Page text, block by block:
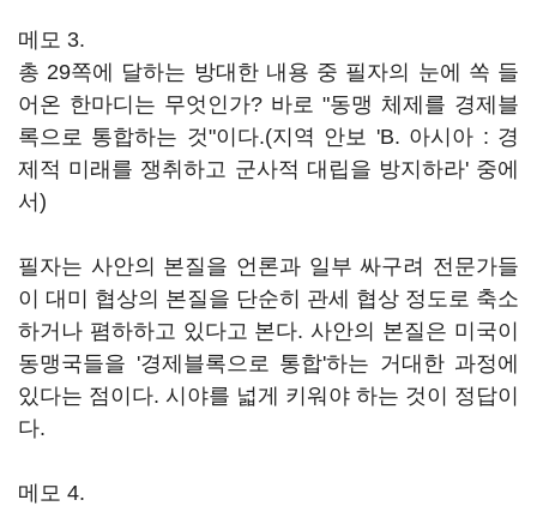
메모 3.
총 29쪽에 달하는 방대한 내용 중 필자의 눈에 쏙 들
어온 한마디는 무엇인가? 바로 "동맹 체제를 경제블
록으로 통합하는 것"이다.(지역 안보 'B. 아시아 : 경
제적 미래를 쟁취하고 군사적 대립을 방지하라' 중에
서)
필자는 사안의 본질을 언론과 일부 싸구려 전문가들
이 대미 협상의 본질을 단순히 관세 협상 정도로 축소
하거나 폄하하고 있다고 본다. 사안의 본질은 미국이
동맹국들을 '경제블록으로 통합'하는 거대한 과정에
있다는 점이다. 시야를 넓게 키워야 하는 것이 정답이
다.
메모 4.